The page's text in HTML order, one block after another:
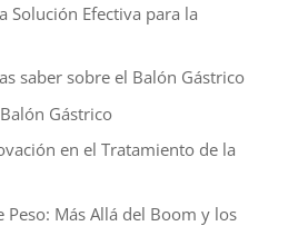
Solución Efectiva para la
saber sobre el Balón Gástrico
Gástrico
en el Tratamiento de la
Peso: Más Allá del Boom y los